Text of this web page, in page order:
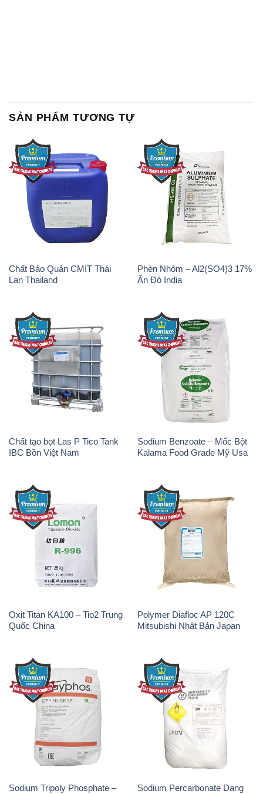
SẢN PHẨM TƯƠNG TỰ
Chất Bảo Quản CMIT Thái
Lan Thailand
Phèn Nhôm – Al2(SO4)3 17%
Ấn Độ India
Chất tạo bọt Las P Tico Tank
IBC Bồn Việt Nam
Sodium Benzoate – Mốc Bột
Kalama Food Grade Mỹ Usa
Oxit Titan KA100 – Tio2 Trung
Quốc China
Polymer Diafloc AP 120C
Mitsubishi Nhật Bản Japan
Sodium Tripoly Phosphate –
Sodium Percarbonate Dạng